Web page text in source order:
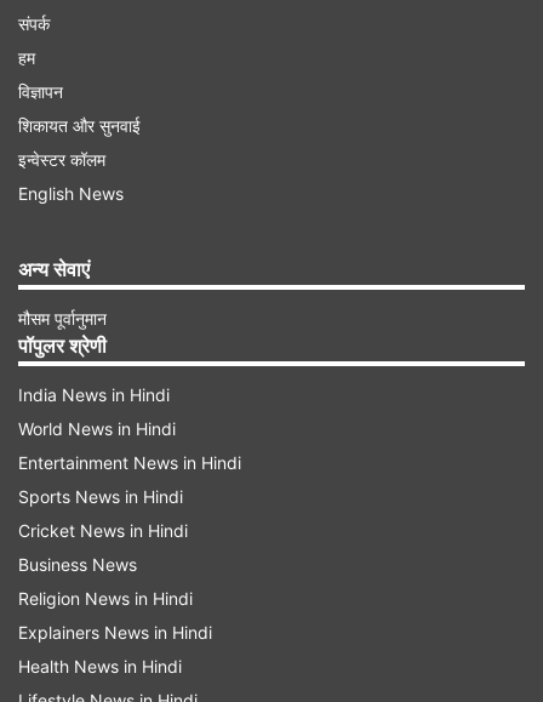
इन लोगों के लिए है वरदान
पीएम विश्वकर्मा स्कीम (PM Vishwakarma Scheme)
के पहले फेज में 18 पारंपरिक कारोबारों को शामिल किया गया
है। ऑफिशियल वेबसाइट के मुताबिक, इनमें - बढ़ई (सुथार),
नाव बनाने वाला, अस्त्र बनाने वाला, लोहार, हथौड़ा और टूल
किट बनाने वाला, ताला बनाने वाला, गोल्डस्मिथ (सुनार),
कुम्हार, मूर्तिकार (पत्थर तराशने वाला, पत्थर तोड़ने वाला),
संपर्क
हम
विज्ञापन
शिकायत और सुनवाई
इन्वेस्टर कॉलम
English News
अन्य सेवाएं
मौसम पूर्वानुमान
पॉपुलर श्रेणी
India News in Hindi
World News in Hindi
Entertainment News in Hindi
Sports News in Hindi
Cricket News in Hindi
Business News
Religion News in Hindi
Explainers News in Hindi
Health News in Hindi